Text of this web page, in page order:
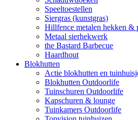
Speeltoestellen
Siergras (kunstgras)
Hillfence metalen hekken &
Metaal sierhekwerk
the Bastard Barbecue
Haardhout
Blokhutten
Actie blokhutten en
Blokhutten Outdoorlife
Tuinschuren Outdoorlife
Kapschuren & lounge
Tuinkamers Outdoorlife